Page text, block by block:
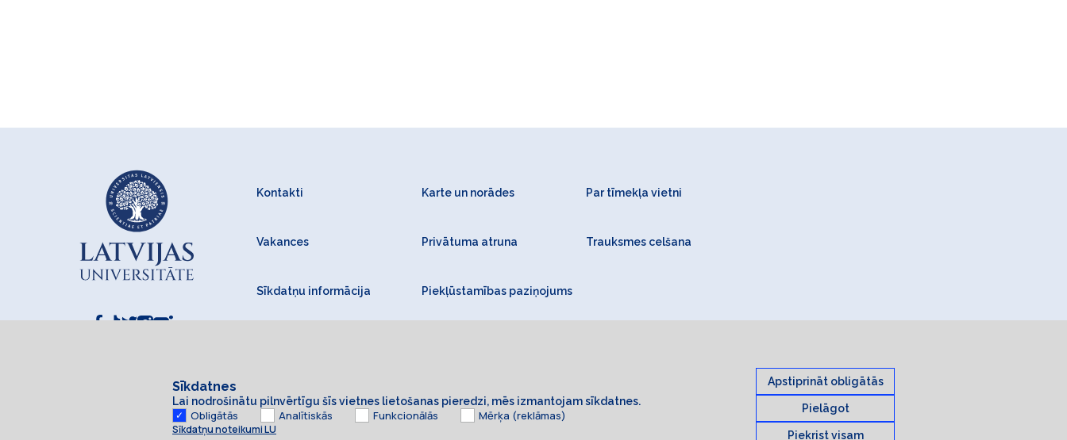
Kontakti Karte un norādes Par tīmekļa vietni
Vakances Privātuma atruna Trauksmes celšana
Sīkdatņu informācija Piekļūstamības paziņojums
Sīkdatnes
Lai nodrošinātu pilnvērtīgu šīs vietnes lietošanas pieredzi, mēs izmantojam sīkdatnes.
Obligātās Analītiskās Funkcionālās Mērķa (reklāmas)
Sīkdatņu noteikumi LU
Apstiprināt obligātās
Pielāgot
Piekrist visam